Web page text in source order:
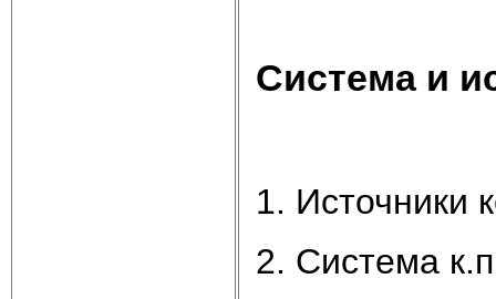
Система и
1. Источники
2. Система